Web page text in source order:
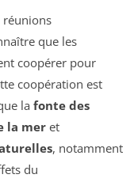
réunions
que les
coopérer pour
coopération est
la fonte des
la meret
, notamment
du